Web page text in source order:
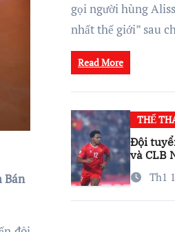
Bán
gọi người hùng
nhất thế giới” sau
Read More
THỂ
Đội
và CLB
nhưng
Th1